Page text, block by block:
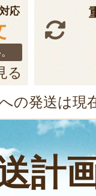
応
る
の発送は現
計